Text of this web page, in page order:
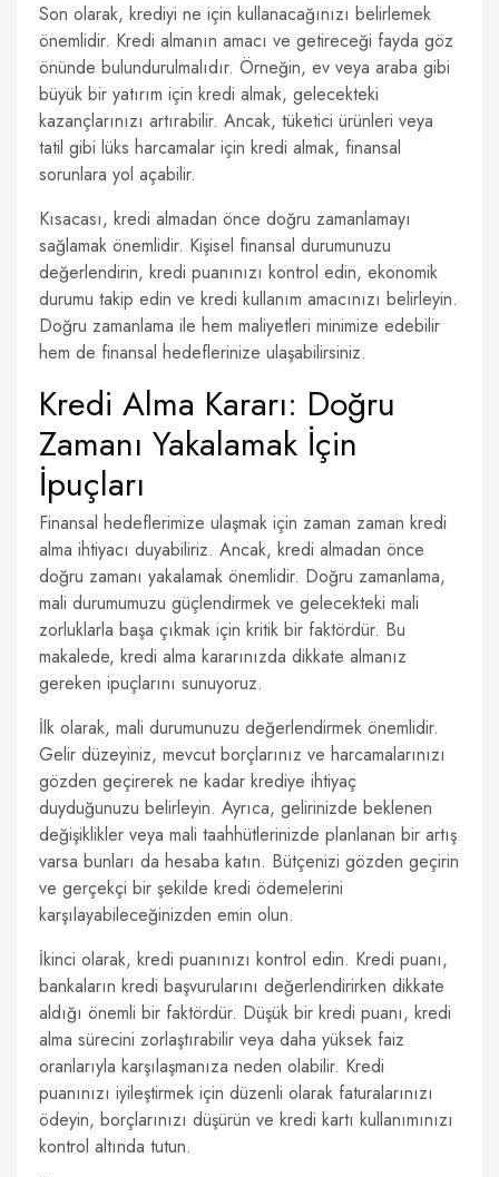
Son olarak, krediyi ne için kullanacağınızı belirlemek
önemlidir. Kredi almanın amacı ve getireceği fayda göz
önünde bulundurulmalıdır. Örneğin, ev veya araba gibi
büyük bir yatırım için kredi almak, gelecekteki
kazançlarınızı artırabilir. Ancak, tüketici ürünleri veya
tatil gibi lüks harcamalar için kredi almak, finansal
sorunlara yol açabilir.
Kısacası, kredi almadan önce doğru zamanlamayı
sağlamak önemlidir. Kişisel finansal durumunuzu
değerlendirin, kredi puanınızı kontrol edin, ekonomik
durumu takip edin ve kredi kullanım amacınızı belirleyin.
Doğru zamanlama ile hem maliyetleri minimize edebilir
hem de finansal hedeflerinize ulaşabilirsiniz.
Kredi Alma Kararı: Doğru
Zamanı Yakalamak İçin
İpuçları
Finansal hedeflerimize ulaşmak için zaman zaman kredi
alma ihtiyacı duyabiliriz. Ancak, kredi almadan önce
doğru zamanı yakalamak önemlidir. Doğru zamanlama,
mali durumumuzu güçlendirmek ve gelecekteki mali
zorluklarla başa çıkmak için kritik bir faktördür. Bu
makalede, kredi alma kararınızda dikkate almanız
gereken ipuçlarını sunuyoruz.
İlk olarak, mali durumunuzu değerlendirmek önemlidir.
Gelir düzeyiniz, mevcut borçlarınız ve harcamalarınızı
gözden geçirerek ne kadar krediye ihtiyaç
duyduğunuzu belirleyin. Ayrıca, gelirinizde beklenen
değişiklikler veya mali taahhütlerinizde planlanan bir artış
varsa bunları da hesaba katın. Bütçenizi gözden geçirin
ve gerçekçi bir şekilde kredi ödemelerini
karşılayabileceğinizden emin olun.
İkinci olarak, kredi puanınızı kontrol edin. Kredi puanı,
bankaların kredi başvurularını değerlendirirken dikkate
aldığı önemli bir faktördür. Düşük bir kredi puanı, kredi
alma sürecini zorlaştırabilir veya daha yüksek faiz
oranlarıyla karşılaşmanıza neden olabilir. Kredi
puanınızı iyileştirmek için düzenli olarak faturalarınızı
ödeyin, borçlarınızı düşürün ve kredi kartı kullanımınızı
kontrol altında tutun.